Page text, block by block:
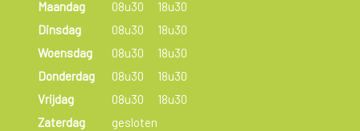
Maandag 08u30
18u30
Dinsdag
08u30
18u30
Woensdag
08u30
18u30
Donderdag
08u30
18u30
Vrijdag
08u30
18u30
Zaterdag
gesloten